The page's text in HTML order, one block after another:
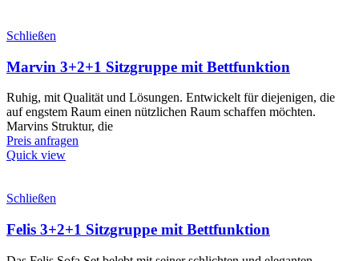
Schließen
Marvin 3+2+1 Sitzgruppe mit Bettfunktion
Ruhig, mit Qualität und Lösungen. Entwickelt für diejenigen, die
auf engstem Raum einen nützlichen Raum schaffen möchten.
Marvins Struktur, die
Preis anfragen
Quick view
Schließen
Felis 3+2+1 Sitzgruppe mit Bettfunktion